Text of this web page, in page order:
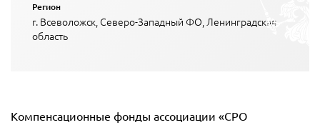
Регион
г. Всеволожск, Северо-Западный ФО, Ленинградская
область
Компенсационные фонды ассоциации «СРО